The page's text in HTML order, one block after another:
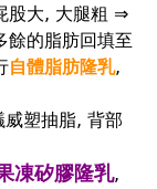
股大, 大腿粗 ⇒
餘的脂肪回填至
自體脂肪隆乳,
塑抽脂, 背部
凍矽膠隆乳,